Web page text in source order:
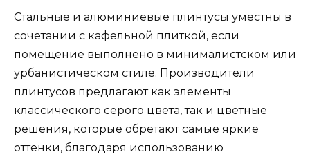
Стальные и алюминиевые плинтусы уместны в
сочетании с кафельной плиткой, если
помещение выполнено в минималистском или
урбанистическом стиле. Производители
плинтусов предлагают как элементы
классического серого цвета, так и цветные
решения, которые обретают самые яркие
оттенки, благодаря использованию